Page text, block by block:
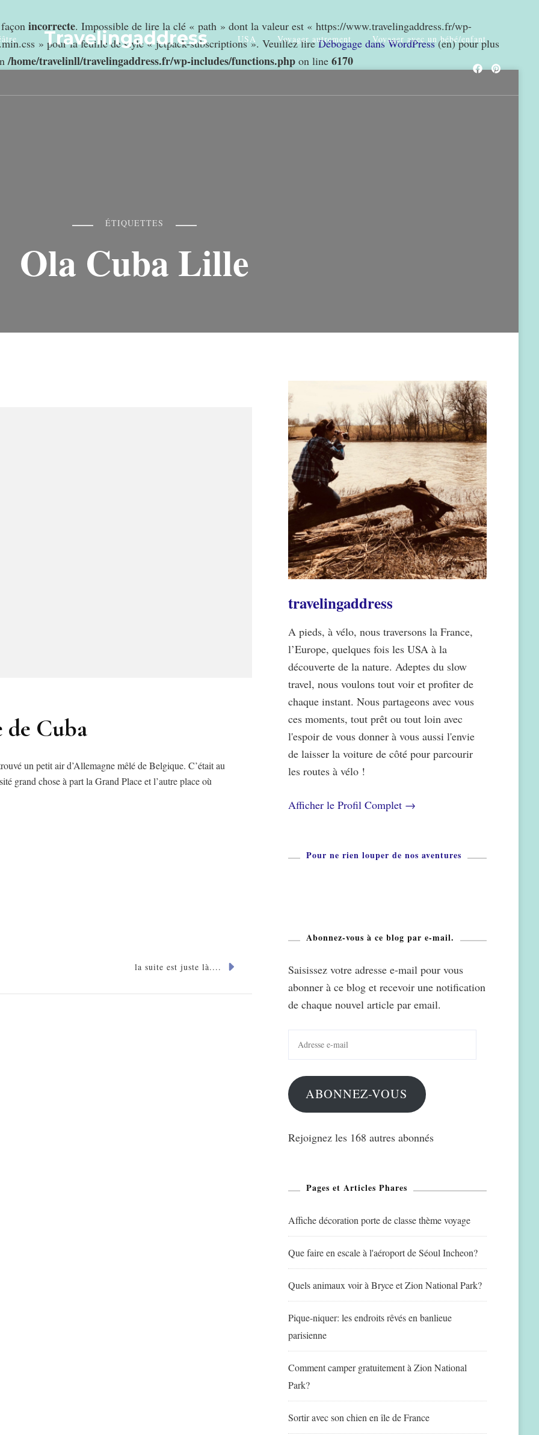
incorrecte. Impossible de lire la clé « path » dont la valeur est « https://www.travelingaddress.fr/wp-
» pour la feuille de style « jetpack-subscriptions ». Veuillez lireDébogage dans WordPress(en) pour plus
/home/travelinll/travelingaddress.fr/wp-includes/functions.php on line 6170
Travelingaddress USA Voyager autrement Voyager avec un bébé/enfant
ÉTIQUETTES
Ola Cuba Lille
Cuba
un petit air d’Allemagne mêlé de Belgique. C’était au
grand chose à part la Grand Place et l’autre place où
la suite est juste là....
travelingaddress
A pieds, à vélo, nous traversons la France,
l’Europe, quelques fois les USA à la
découverte de la nature. Adeptes du slow
travel, nous voulons tout voir et profiter de
chaque instant. Nous partageons avec vous
ces moments, tout prêt ou tout loin avec
l'espoir de vous donner à vous aussi l'envie
de laisser la voiture de côté pour parcourir
les routes à vélo !
Afficher le Profil Complet →
Pour ne rien louper de nos aventures
Abonnez-vous à ce blog par e-mail.
Saisissez votre adresse e-mail pour vous
abonner à ce blog et recevoir une notification
de chaque nouvel article par email.
mail
ABONNEZ-VOUS
Rejoignez les 168 autres abonnés
Pages et Articles Phares
Affiche décoration porte de classe thème voyage
Que faire en escale à l'aéroport de Séoul Incheon?
Quels animaux voir à Bryce et Zion National Park?
Pique-niquer: les endroits rêvés en banlieue
parisienne
Comment camper gratuitement à Zion National
Park?
Sortir avec son chien en île de France